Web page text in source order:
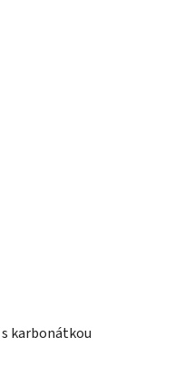
karbonátkou